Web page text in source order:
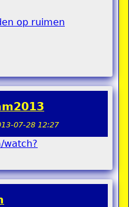
op ruimen
07-28 12:27
watch?